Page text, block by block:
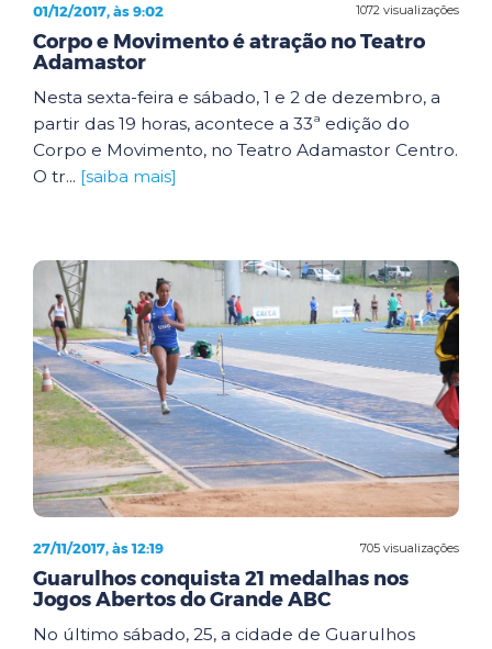
1072 visualizações
01/12/2017, às 9:02
Corpo e Movimento é atração no Teatro
Adamastor
Nesta sexta-feira e sábado, 1 e 2 de dezembro, a
partir das 19 horas, acontece a 33ª edição do
Corpo e Movimento, no Teatro Adamastor Centro.
O tr... [saiba mais]
705 visualizações
27/11/2017, às 12:19
Guarulhos conquista 21 medalhas nos
Jogos Abertos do Grande ABC
No último sábado, 25, a cidade de Guarulhos